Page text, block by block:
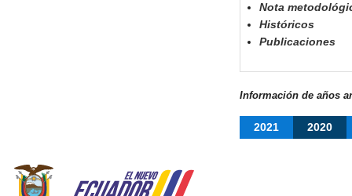
Nota
Históricos
Publicaciones
Información de años
2021 2020